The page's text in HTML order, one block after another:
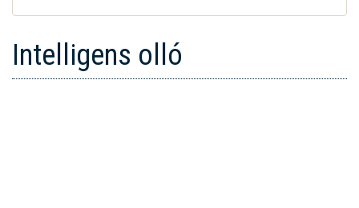
Intelligens olló